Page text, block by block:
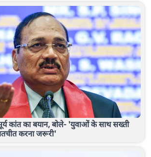
सूर्य कांत का बयान, बोले- 'युवाओं के साथ सख्ती
करना जरूरी'